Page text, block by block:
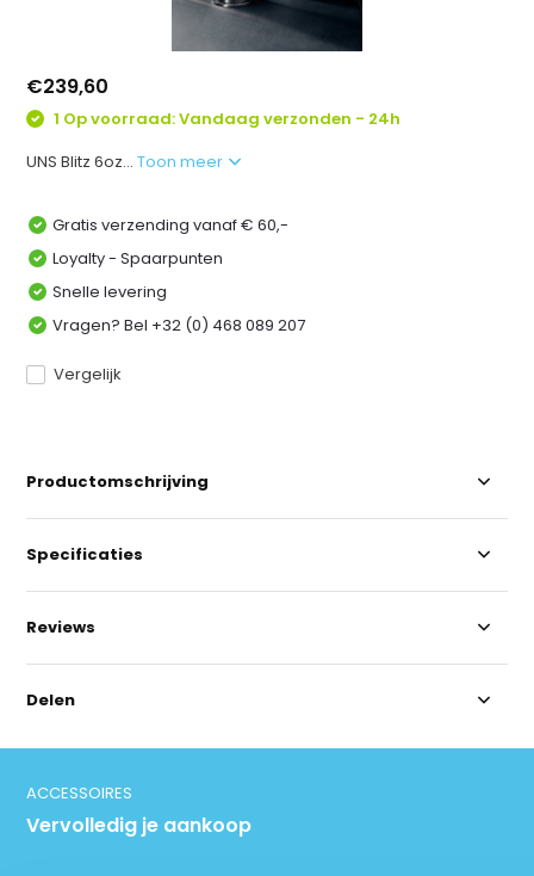
€239,60
1 Op voorraad: Vandaag verzonden - 24h
UNS Blitz 6oz...Toon meer
Gratis verzending vanaf € 60,-
Loyalty - Spaarpunten
Snelle levering
Vragen? Bel +32 (0) 468 089 207
Vergelijk
Productomschrijving
Specificaties
Reviews
Delen
ACCESSOIRES
Vervolledig je aankoop